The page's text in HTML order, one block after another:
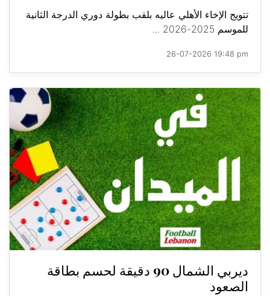
تتويج الإخاء الأهلي عاليه بلقب بطولة دوري الدرجة الثانية
للموسم 2025-2026 ...
26-07-2026 19:48 pm
ديربي الشمال 90 دقيقة لحسم بطاقة
الصعود